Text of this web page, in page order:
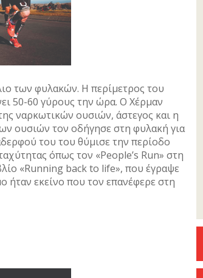
των φυλακών. Η περίμετρος του
50-60 γύρους την ώρα. Ο Χέρμαν
ναρκωτικών ουσιών, άστεγος και η
ουσιών τον οδήγησε στη φυλακή για
του του θύμισε την περίοδο
όπως τον «People’s Run» στη
«Running back to life», που έγραψε
ήταν εκείνο που τον επανέφερε στη